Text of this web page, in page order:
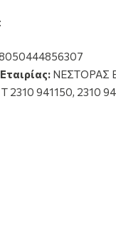
ΝΕΣΤΟΡΑΣ
T 2310 941150, 2310
NeilMed